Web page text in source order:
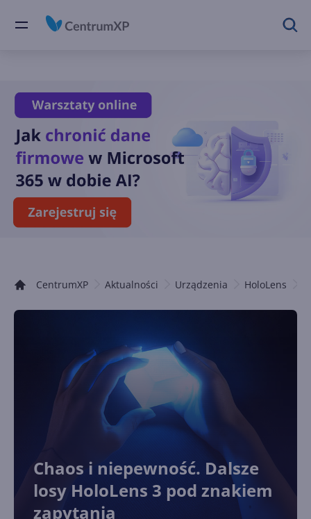
CentrumXP Aktualności Urządzenia HoloLens
Chaos i niepewność. Dalsze
losy HoloLens 3 pod znakiem
zapytania